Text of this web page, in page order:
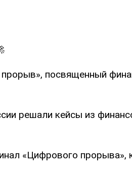
посвященный
решали кейсы из
«Цифрового прорыва»,